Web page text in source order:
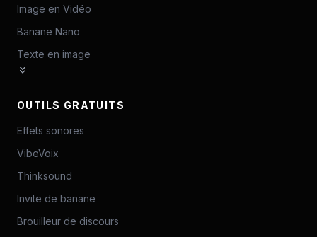
Image en Vidéo
Banane Nano
Texte en image
OUTILS GRATUITS
Effets sonores
VibeVoix
Thinksound
Invite de banane
Brouilleur de discours